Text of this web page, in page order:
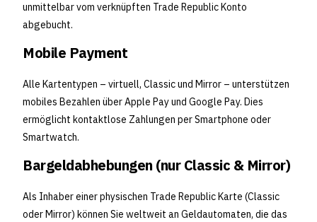
unmittelbar vom verknüpften Trade Republic Konto
abgebucht.
Mobile Payment
Alle Kartentypen – virtuell, Classic und Mirror – unterstützen
mobiles Bezahlen über Apple Pay und Google Pay. Dies
ermöglicht kontaktlose Zahlungen per Smartphone oder
Smartwatch.
Bargeldabhebungen (nur Classic & Mirror)
Als Inhaber einer physischen Trade Republic Karte (Classic
oder Mirror) können Sie weltweit an Geldautomaten, die das